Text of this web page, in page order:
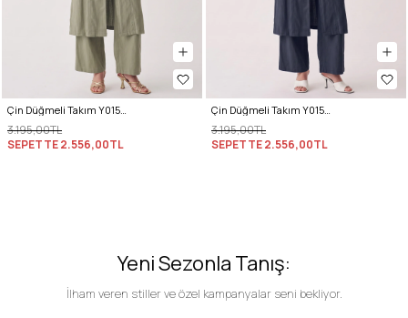
3.195,00TL
SEPETTE2.556,00TL
3.195,00TL
SEPETTE2.556,00TL
Yeni Sezonla Tanış:
İlham veren stiller ve özel kampanyalar seni bekliyor.